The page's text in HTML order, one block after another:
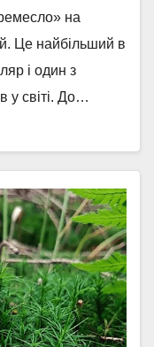
на
Це найбільший в
і один з
у світі. До…